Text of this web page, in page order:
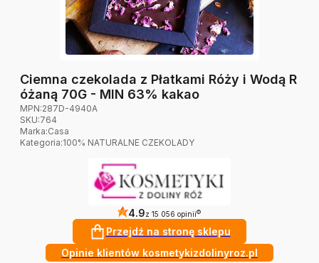
Ciemna czekolada z Płatkami Róży i Wodą R
óżaną 70G - MIN 63% kakao
MPN:287D-4940A
SKU:764
Marka:Casa
Kategoria:100% NATURALNE CZEKOLADY
4.9z 15 056 opinii ?
Przejdź na stronę sklepu
Opinie klientów kosmetykizdolinyroz.pl